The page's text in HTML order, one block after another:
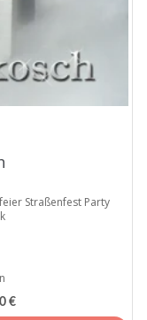
Straßenfest Party
€